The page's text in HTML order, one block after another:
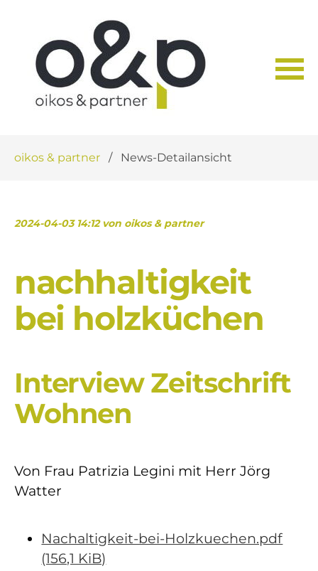
überspringen
oikos & partner News-Detailansicht
2024-04-03 14:12von oikos & partner
nachhaltigkeit
bei holzküchen
Interview Zeitschrift
Wohnen
Von Frau Patrizia Legini mit Herr Jörg
Watter
Nachaltigkeit-bei-Holzkuechen.pdf
(156,1 KiB)